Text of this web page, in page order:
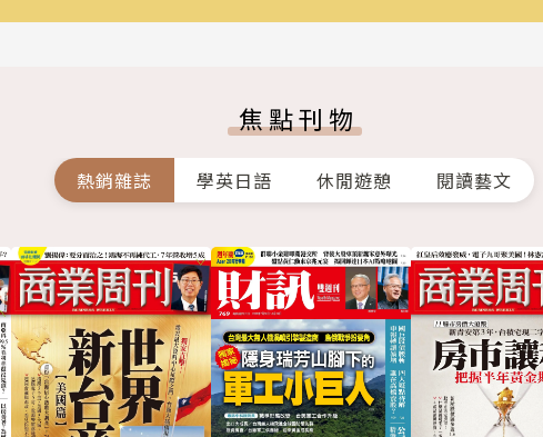
焦點刊物
熱銷雜誌 學英日語 休閒遊憩 閱讀藝文